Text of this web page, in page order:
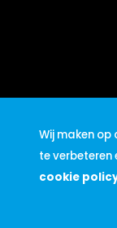
Wij maken
te verbeteren
cookie